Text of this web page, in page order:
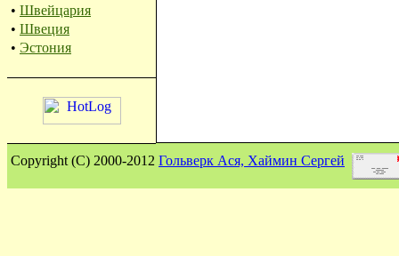
• Швейцария
• Швеция
• Эстония
Сopyright (C) 2000-2012 Гольверк Ася, Хаймин Сергей